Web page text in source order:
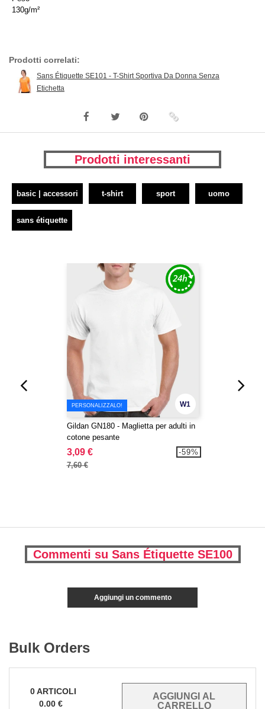
130g/m²
Prodotti correlati:
Sans Étiquette SE101 - T-Shirt Sportiva Da Donna Senza
Etichetta
Prodotti interessanti
basic | accessori t-shirt sport uomo
sans étiquette
W1
PERSONALIZZALO!
Gildan GN180 - Maglietta per adulti in
cotone pesante
3,09 €
7,60 €
-59%
Commenti su Sans Étiquette SE100
Aggiungi un commento
Bulk Orders
0ARTICOLI
0.00 €